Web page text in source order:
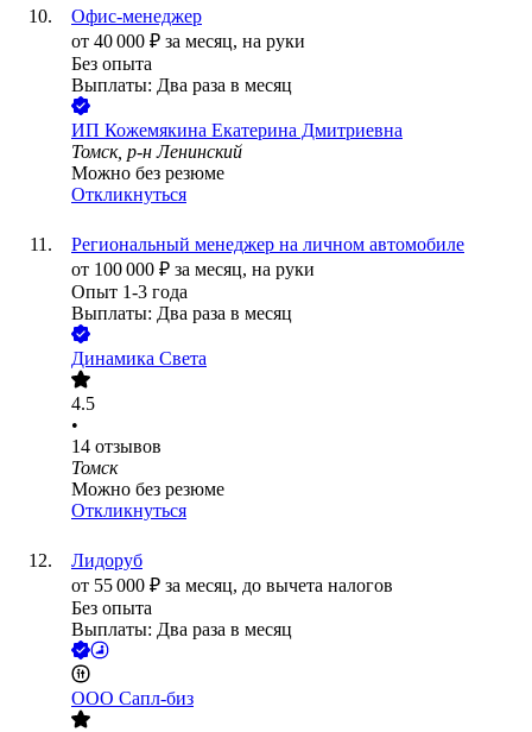
Офис-менеджер
от 40 000 ₽ за месяц, на руки
Без опыта
Выплаты: Два раза в месяц
ИП Кожемякина Екатерина Дмитриевна
Томск, р-н Ленинский
Можно без резюме
Откликнуться
Региональный менеджер на личном автомобиле
от 100 000 ₽ за месяц, на руки
Опыт 1-3 года
Выплаты: Два раза в месяц
Динамика Света
4.5
•
14 отзывов
Томск
Можно без резюме
Откликнуться
Лидоруб
от 55 000 ₽ за месяц, до вычета налогов
Без опыта
Выплаты: Два раза в месяц
ООО Сапл-биз